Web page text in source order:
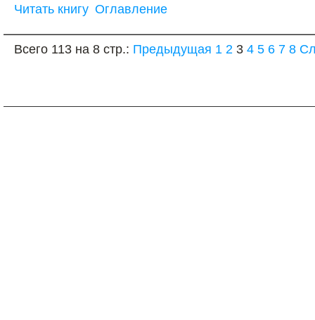
Читать книгу Оглавление
Всего 113 на 8 стр.: Предыдущая 1 2 3 4 5 6 7 8